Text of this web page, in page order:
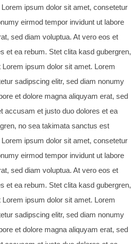
ipsum dolor sit amet, consetetur
eirmod tempor invidunt ut labore
sed diam voluptua. At vero eos et
et ea rebum. Stet clita kasd gubergren,
ipsum dolor sit amet. Lorem
sadipscing elitr, sed diam nonumy
et dolore magna aliquyam erat, sed
accusam et justo duo dolores et ea
no sea takimata sanctus est
ipsum dolor sit amet, consetetur
eirmod tempor invidunt ut labore
sed diam voluptua. At vero eos et
et ea rebum. Stet clita kasd gubergren,
ipsum dolor sit amet. Lorem
sadipscing elitr, sed diam nonumy
et dolore magna aliquyam erat, sed